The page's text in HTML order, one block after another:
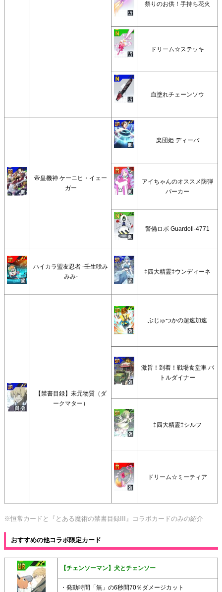
祭りのお供！手持ち花火
ドリーム☆ステッキ
血塗れチェーンソウ
帝皇機神 ケーニヒ・イェー
ガー
楽団姫 ディーバ
アイちゃんのオススメ防弾
パーカー
警備ロボ Guardoll-4771
ハイカラ盟友忍者 -壬生咲み
みみ-
‡四大精霊‡ウンディーネ
【禁書目録】未元物質（ダ
ークマター）
ぶじゅつかの超速加速
激旨！到着！戦場食堂車 バ
トルダイナー
‡四大精霊‡シルフ
ドリーム☆ミーティア
※恒常カードと『とある魔術の禁書目録III』コラボカードのみの紹介
おすすめの他コラボ限定カード
【チェンソーマン】犬とチェンソー
・発動時間「無」の6秒間70％ダメージカット